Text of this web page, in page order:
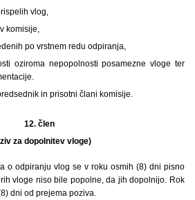
vlog,
komisije,
po vrstnem redu odpiranja,
oziroma nepopolnosti posamezne vloge ter
in prisotni člani komisije.
12. člen
za dopolnitev vloge)
o odpiranju vlog se v roku osmih (8) dni pisno
vloge niso bile popolne, da jih dopolnijo. Rok
dni od prejema poziva.